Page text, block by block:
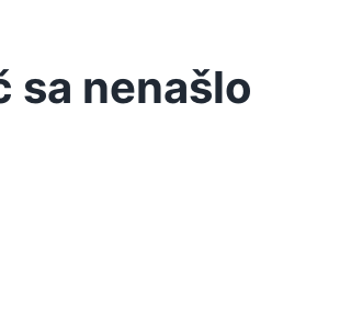
sa nenašlo